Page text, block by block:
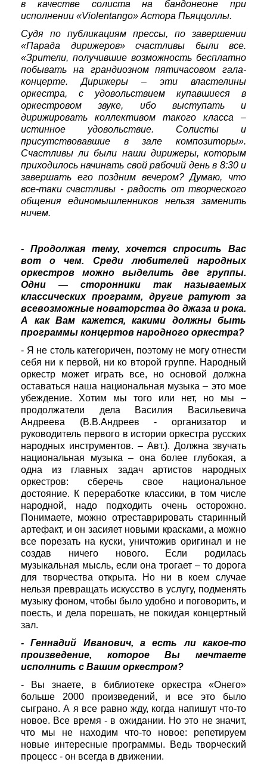
в качестве солиста на бандонеоне при
исполнении «Violentango» Астора Пьяццоллы.
Судя по публикациям прессы, по завершении
«Парада дирижеров» счастливы были все.
«Зрители, получившие возможность бесплатно
побывать на грандиозном пятичасовом гала-
концерте. Дирижеры – эти властелины
оркестра, с удовольствием купавшиеся в
оркестровом звуке, ибо выступать и
дирижировать коллективом такого класса –
истинное удовольствие. Солисты и
присутствовавшие в зале композиторы».
Счастливы ли были наши дирижеры, которым
приходилось начинать свой рабочий день в 8:30 и
завершать его поздним вечером? Думаю, что
все-таки счастливы - радость от творческого
общения единомышленников нельзя заменить
ничем.
- Продолжая тему, хочется спросить Вас
вот о чем. Среди любителей народных
оркестров можно выделить две группы.
Одни — сторонники так называемых
классических программ, другие ратуют за
всевозможные новаторства до джаза и рока.
А как Вам кажется, какими должны быть
программы концертов народного оркестра?
- Я не столь категоричен, поэтому не могу отнести
себя ни к первой, ни ко второй группе. Народный
оркестр может играть все, но основой должна
оставаться наша национальная музыка – это мое
убеждение. Хотим мы того или нет, но мы –
продолжатели дела Василия Васильевича
Андреева (В.В.Андреев - организатор и
руководитель первого в истории оркестра русских
народных инструментов. – Авт.). Должна звучать
национальная музыка – она более глубокая, а
одна из главных задач артистов народных
оркестров: сберечь свое национальное
достояние. К переработке классики, в том числе
народной, надо подходить очень осторожно.
Понимаете, можно отреставрировать старинный
артефакт, и он засияет новыми красками, а можно
все порезать на куски, уничтожив оригинал и не
создав ничего нового. Если родилась
музыкальная мысль, если она трогает – то дорога
для творчества открыта. Но ни в коем случае
нельзя превращать искусство в услугу, подменять
музыку фоном, чтобы было удобно и поговорить, и
поесть, и дела порешать, не покидая концертный
зал.
- Геннадий Иванович, а есть ли какое-то
произведение, которое Вы мечтаете
исполнить с Вашим оркестром?
- Вы знаете, в библиотеке оркестра «Онего»
больше 2000 произведений, и все это было
сыграно. А я все равно жду, когда напишут что-то
новое. Все время - в ожидании. Но это не значит,
что мы не находим что-то новое: репетируем
новые интересные программы. Ведь творческий
процесс - он всегда в движении.